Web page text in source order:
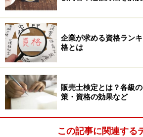
企業が求める資格ラン
格とは
販売士検定とは？各級
策・資格の効果など
この記事に関連する